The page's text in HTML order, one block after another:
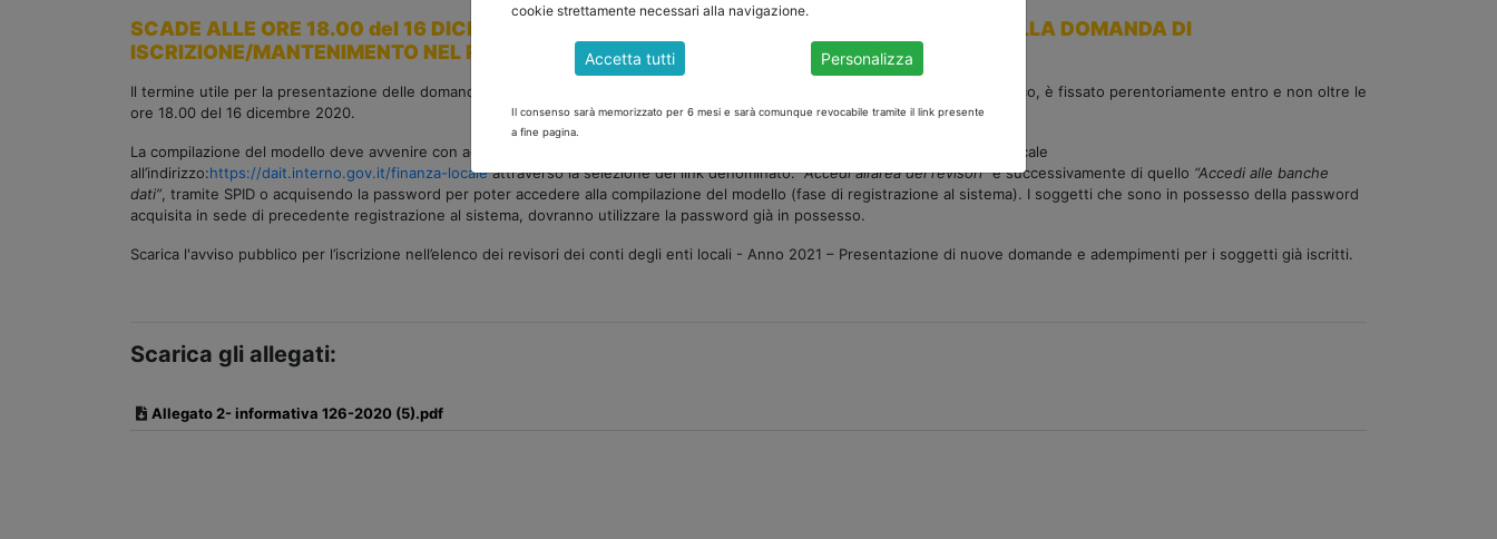
SCADE ALLE ORE 18.00 del 16 DICEMBRE 2020 IL TERMINE ULTIMO PER L'INSERIMENTO DELLA DOMANDA DI
ISCRIZIONE/MANTENIMENTO NEL REGISTRO DEI REVISORI DEGLI ENTI LOCALI
Il termine utile per la presentazione delle domande di iscrizione, nonché delle domande dirette a mantenere l’iscrizione nell’elenco, è fissato perentoriamente entro e non oltre le
ore 18.00 del 16 dicembre 2020.
La compilazione del modello deve avvenire con accesso alla home page del sito internet della Direzione centrale della finanza locale
all’indirizzo:https://dait.interno.gov.it/finanza-localeattraverso la selezione del link denominato:“Accedi all’area dei revisori”e successivamente di quello “Accedi alle banche
dati” , tramite SPID o acquisendo la password per poter accedere alla compilazione del modello (fase di registrazione al sistema). I soggetti che sono in possesso della password
acquisita in sede di precedente registrazione al sistema, dovranno utilizzare la password già in possesso.
Scarica l'avviso pubblico per l’iscrizione nell’elenco dei revisori dei conti degli enti locali - Anno 2021 – Presentazione di nuove domande e adempimenti per i soggetti già iscritti.
Scarica gli allegati:
Allegato 2- informativa 126-2020 (5).pdf
cookie strettamente necessari alla navigazione.
Accetta tutti Personalizza
Il consenso sarà memorizzato per 6 mesi e sarà comunque revocabile tramite il link presente
a fine pagina.